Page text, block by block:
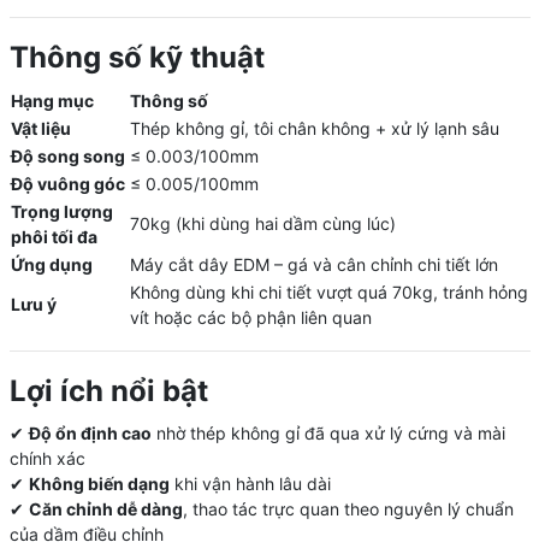
Thông số kỹ thuật
Hạng mục
Thông số
Vật liệu
Thép không gỉ, tôi chân không + xử lý lạnh sâu
Độ song song ≤ 0.003/100mm
Độ vuông góc ≤ 0.005/100mm
Trọng lượng
phôi tối đa
70kg (khi dùng hai dầm cùng lúc)
Ứng dụng
Máy cắt dây EDM – gá và cân chỉnh chi tiết lớn
Lưu ý
Không dùng khi chi tiết vượt quá 70kg, tránh hỏng
vít hoặc các bộ phận liên quan
Lợi ích nổi bật
✔Độ ổn định cao nhờ thép không gỉ đã qua xử lý cứng và mài
chính xác
✔ Không biến dạng khi vận hành lâu dài
✔ Căn chỉnh dễ dàng, thao tác trực quan theo nguyên lý chuẩn
của dầm điều chỉnh